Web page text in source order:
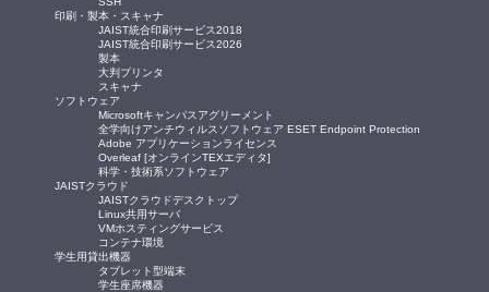
印刷・製本・スキャナ
JAIST統合印刷サービス2018
JAIST統合印刷サービス2026
製本
大判プリンタ
スキャナ
ソフトウェア
Microsoftキャンパスアグリーメント
全学向けアンチウィルスソフトウェア ESET Endpoint Protection
Adobe アプリケーションライセンス
Overleaf [オンラインTEXエディタ]
科学・技術系ソフトウェア
JAISTクラウド
JAISTクラウドデスクトップ
Linux共用サーバ
VMホスティングサービス
コンテナ環境
学生用貸出機器
タブレット型端末
学生座席機器